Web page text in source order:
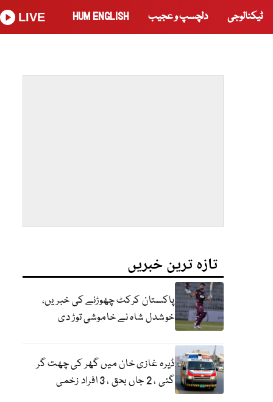
ٹیکنالوجی دلچسپ و عجیب HUM ENGLISH
LIVE
تازہ ترین خبریں
پاکستان کرکٹ چھوڑنے کی خبریں،
خوشدل شاہ نے خاموشی توڑ دی
ڈیرہ غازی خان میں گھر کی چھت گر
گئی ، 2 جاں بحق ، 3 افراد زخمی